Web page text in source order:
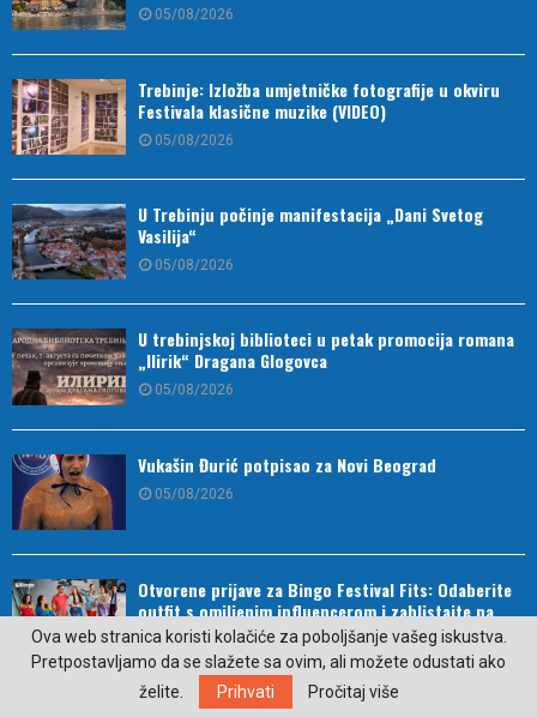
05/08/2026
Trebinje: Izložba umjetničke fotografije u okviru
Festivala klasične muzike (VIDEO)
05/08/2026
U Trebinju počinje manifestacija „Dani Svetog
Vasilija“
05/08/2026
U trebinjskoj biblioteci u petak promocija romana
„Ilirik“ Dragana Glogovca
05/08/2026
Vukašin Đurić potpisao za Novi Beograd
05/08/2026
Otvorene prijave za Bingo Festival Fits: Odaberite
outfit s omiljenim influencerom i zablistajte na
Crvenom tepihu Sarajevo Film Festivala
05/08/2026
Ova web stranica koristi kolačiće za poboljšanje vašeg iskustva.
Pretpostavljamo da se slažete sa ovim, ali možete odustati ako
želite.
Prihvati Pročitaj više